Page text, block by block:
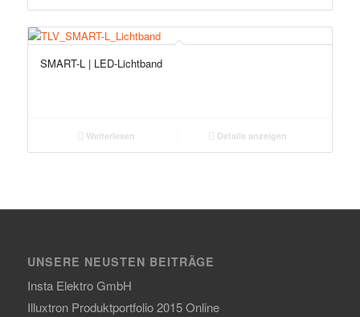
SMART-L | LED-Lichtband
Weiterlesen Details anzeigen
UNSERE NEUSTEN BEITRÄGE
Insta Elektro GmbH
Illuxtron Produktportfolio 2015 Online